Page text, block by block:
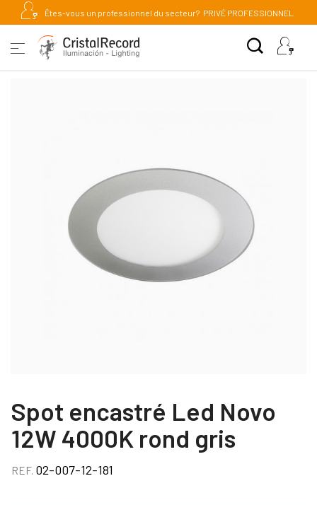
Êtes-vous un professionnel du secteur? PRIVÉ PROFESSIONNEL
Spot encastré Led Novo
12W 4000K rond gris
REF. 02-007-12-181